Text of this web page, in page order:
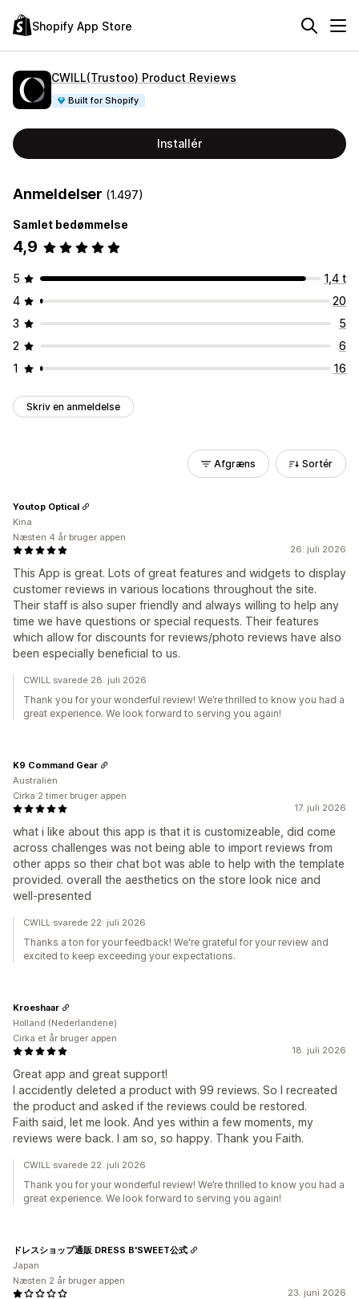
Shopify App Store
CWILL(Trustoo) Product Reviews
Built for Shopify
Installér
Anmeldelser (1.497)
Samlet bedømmelse
4,9
5
1,4 t
4
20
3
5
2
6
1
16
Skriv en anmeldelse
Afgræns Sortér
26. juli 2026
This App is great. Lots of great features and widgets to display
customer reviews in various locations throughout the site.
Their staff is also super friendly and always willing to help any
time we have questions or special requests. Their features
which allow for discounts for reviews/photo reviews have also
been especially beneficial to us.
Youtop Optical
Kina
Næsten 4 år bruger appen
CWILL svarede 28. juli 2026
Thank you for your wonderful review! We’re thrilled to know you had a
great experience. We look forward to serving you again!
17. juli 2026
what i like about this app is that it is customizeable, did come
across challenges was not being able to import reviews from
other apps so their chat bot was able to help with the template
provided. overall the aesthetics on the store look nice and
well-presented
K9 Command Gear
Australien
Cirka 2 timer bruger appen
CWILL svarede 22. juli 2026
Thanks a ton for your feedback! We're grateful for your review and
excited to keep exceeding your expectations.
18. juli 2026
Great app and great support!
I accidently deleted a product with 99 reviews. So I recreated
the product and asked if the reviews could be restored.
Faith said, let me look. And yes within a few moments, my
reviews were back. I am so, so happy. Thank you Faith.
Kroeshaar
Holland (Nederlandene)
Cirka et år bruger appen
CWILL svarede 22. juli 2026
Thank you for your wonderful review! We’re thrilled to know you had a
great experience. We look forward to serving you again!
23. juni 2026
ドレスショップ通販 DRESS B'SWEET公式
Japan
Næsten 2 år bruger appen